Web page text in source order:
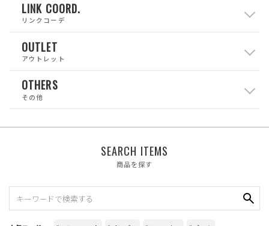
LINK COORD.
リンクコーデ
OUTLET
アウトレット
OTHERS
その他
SEARCH ITEMS
商品を探す